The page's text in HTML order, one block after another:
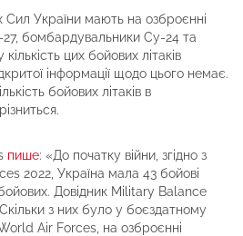
Сил України мають на озброєнні
бомбардувальники Су-24 та
цих бойових літаків
інформації щодо цього немає.
бойових літаків в
пише: «До початку війни, згідно з
2022, Україна мала 43 бойові
Довідник Military Balance
з них було у боєздатному
Air Forces, на озброєнні